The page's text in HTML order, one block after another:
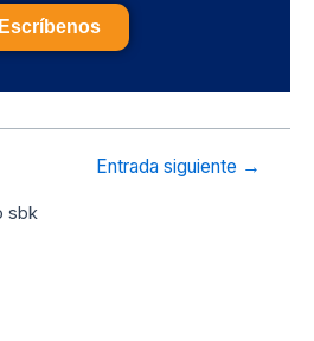
Escríbenos
Entrada siguiente →